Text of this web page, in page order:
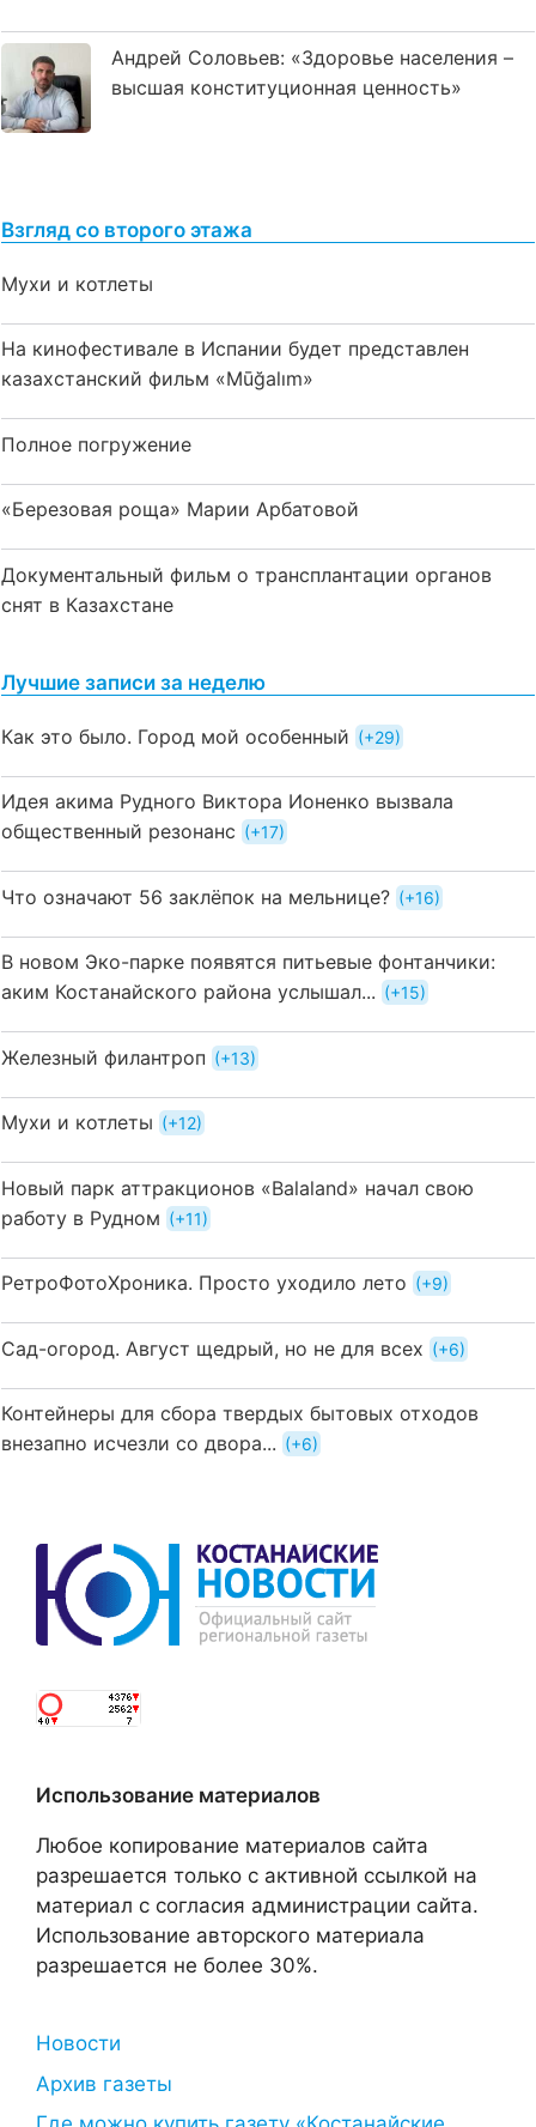
Андрей Соловьев: «Здоровье населения –
высшая конституционная ценность»
Взгляд со второго этажа
Мухи и котлеты
На кинофестивале в Испании будет представлен
казахстанский фильм «Mūğalım»
Полное погружение
«Березовая роща» Марии Арбатовой
Документальный фильм о трансплантации органов
снят в Казахстане
Лучшие записи за неделю
Как это было. Город мой особенный +29
Идея акима Рудного Виктора Ионенко вызвала
общественный резонанс
+17
Что означают 56 заклёпок на мельнице? +16
В новом Эко-парке появятся питьевые фонтанчики:
аким Костанайского района услышал...
+15
Железный филантроп +13
Мухи и котлеты +12
Новый парк аттракционов «Balaland» начал свою
работу в Рудном
+11
РетроФотоХроника. Просто уходило лето +9
Сад-огород. Август щедрый, но не для всех +6
Контейнеры для сбора твердых бытовых отходов
внезапно исчезли со двора...
+6
Использование материалов
Любое копирование материалов сайта
разрешается только с активной ссылкой на
материал с согласия администрации сайта.
Использование авторского материала
разрешается не более 30%.
Новости
Архив газеты